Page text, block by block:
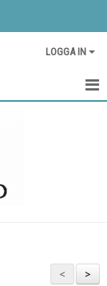
LOGGA IN
>
<